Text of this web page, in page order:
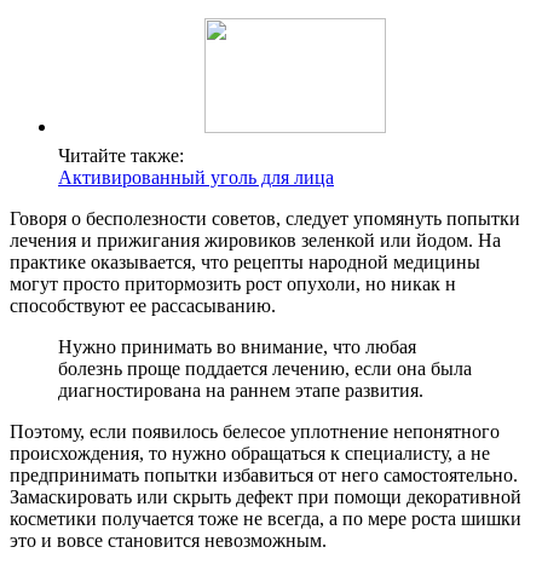
Читайте также:
Активированный уголь для лица
Говоря о бесполезности советов, следует упомянуть попытки
лечения и прижигания жировиков зеленкой или йодом. На
практике оказывается, что рецепты народной медицины
могут просто притормозить рост опухоли, но никак н
способствуют ее рассасыванию.
Нужно принимать во внимание, что любая
болезнь проще поддается лечению, если она была
диагностирована на раннем этапе развития.
Поэтому, если появилось белесое уплотнение непонятного
происхождения, то нужно обращаться к специалисту, а не
предпринимать попытки избавиться от него самостоятельно.
Замаскировать или скрыть дефект при помощи декоративной
косметики получается тоже не всегда, а по мере роста шишки
это и вовсе становится невозможным.